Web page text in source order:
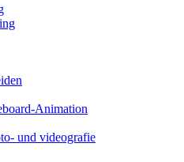
Animation
und videografie